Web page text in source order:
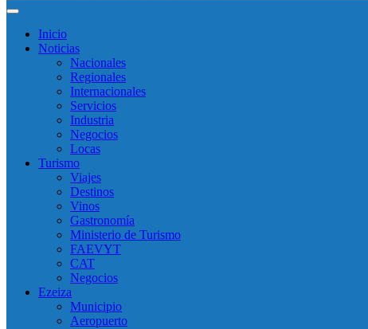
Inicio
Noticias
Nacionales
Regionales
Internacionales
Servicios
Industria
Negocios
Locas
Turismo
Viajes
Destinos
Vinos
Gastronomía
Ministerio de Turismo
FAEVYT
CAT
Negocios
Ezeiza
Municipio
Aeropuerto